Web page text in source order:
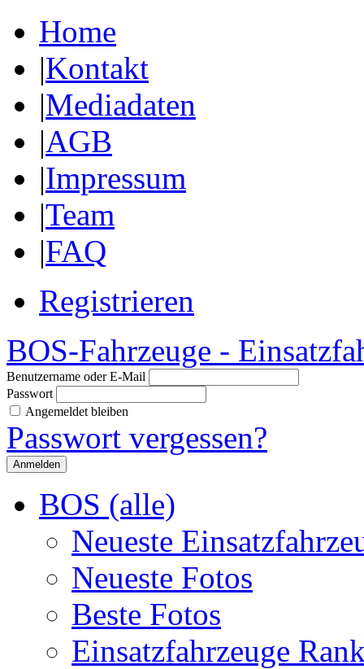
Home
|Kontakt
|Mediadaten
|AGB
|Impressum
|Team
|FAQ
Registrieren
BOS-Fahrzeuge -
Benutzername oder E-Mail
Passwort
Angemeldet bleiben
Passwort vergessen?
BOS (alle)
Neueste
Neueste Fotos
Beste Fotos
Einsatzfahrzeuge